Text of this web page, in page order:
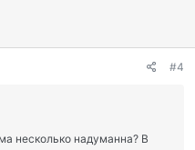
#4
несколько надуманна? В